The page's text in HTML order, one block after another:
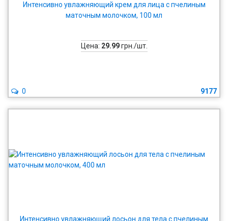
Интенсивно увлажняющий крем для лица с пчелиным
маточным молочком, 100 мл
Цена: 29.99грн./шт.
9177
0
Интенсивно увлажняющий лосьон для тела с пчелиным